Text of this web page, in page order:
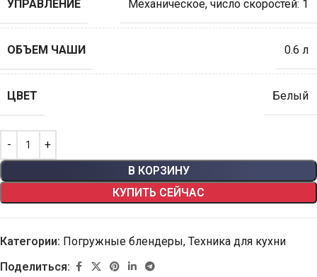
УПРАВЛЕНИЕ Механическое, число скоростей: 1
ОБЪЕМ ЧАШИ 0.6 л
ЦВЕТ Белый
В КОРЗИНУ
КУПИТЬ СЕЙЧАС
Категории: Погружные блендеры, Техника для кухни
Поделиться: